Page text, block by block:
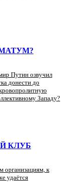
Путин озвучил
донести до
Западу?
КЛУБ
организациям, к
удаётся